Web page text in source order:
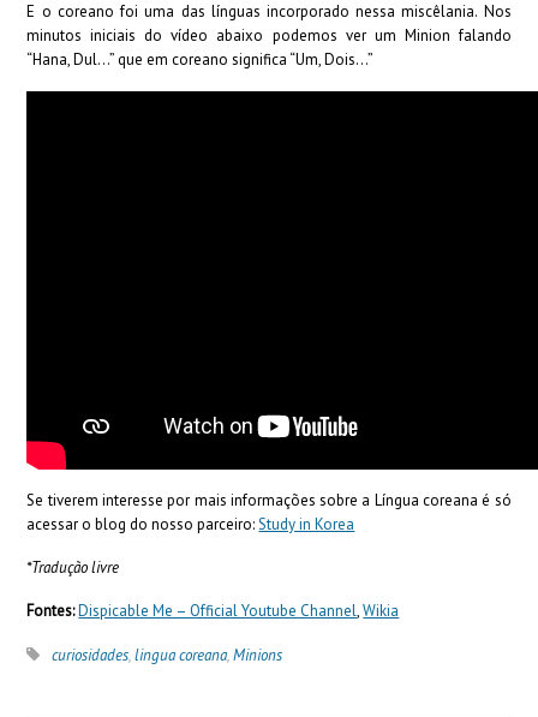
E o coreano foi uma das línguas incorporado nessa miscêlania. Nos
minutos iniciais do vídeo abaixo podemos ver um Minion falando
“Hana, Dul…” que em coreano significa “Um, Dois…”
Se tiverem interesse por mais informações sobre a Língua coreana é só
acessar o blog do nosso parceiro:Study in Korea
*Tradução livre
Fontes:Dispicable Me – Official Youtube Channel,Wikia
curiosidades,lingua coreana,Minions